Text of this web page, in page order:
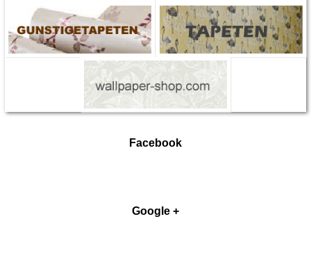
Facebook
Google +